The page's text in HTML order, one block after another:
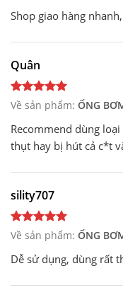
Shop giao hàng
Quân
Về sản phẩm: ỐNG
Recommend dùng
thụt hay bị hút cả c*t
sility707
Về sản phẩm: ỐNG
Dễ sử dụng, dùng rất